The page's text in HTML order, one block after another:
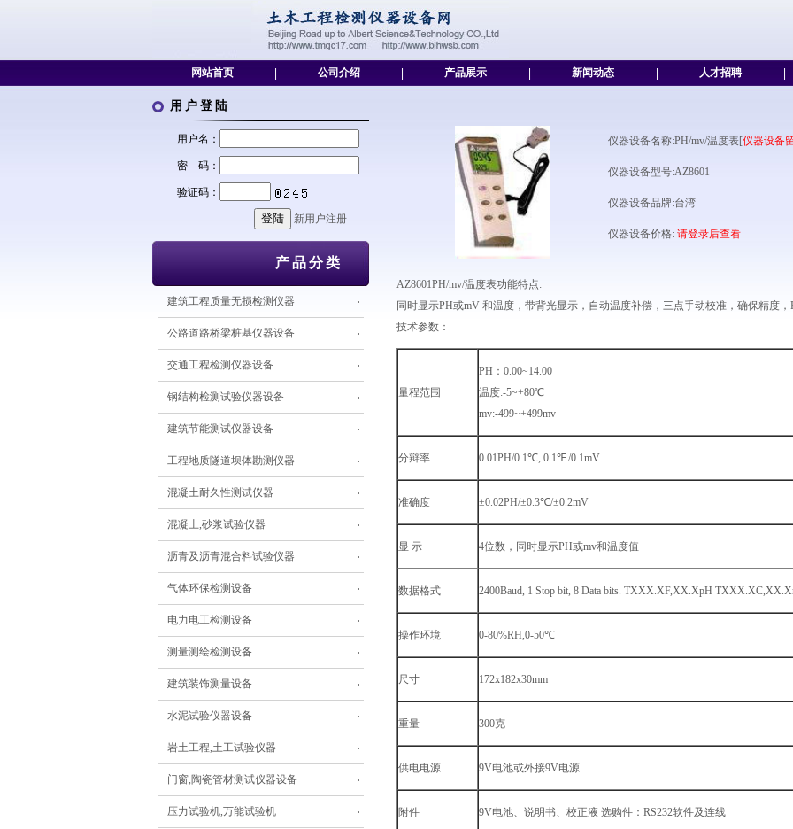
网站首页 公司介绍 产品展示 新闻动态 人才招聘
用户登陆
用户名：
密 码：
验证码：
新用户注册
产品分类
建筑工程质量无损检测仪器
公路道路桥梁桩基仪器设备
交通工程检测仪器设备
钢结构检测试验仪器设备
建筑节能测试仪器设备
工程地质隧道坝体勘测仪器
混凝土耐久性测试仪器
混凝土,砂浆试验仪器
沥青及沥青混合料试验仪器
气体环保检测设备
电力电工检测设备
测量测绘检测设备
建筑装饰测量设备
水泥试验仪器设备
岩土工程,土工试验仪器
门窗,陶瓷管材测试仪器设备
压力试验机,万能试验机
仪器设备名称:PH/mv/温度表[仪器设备
仪器设备型号:AZ8601
仪器设备品牌:台湾
仪器设备价格: 请登录后查看
AZ8601PH/mv/温度表功能特点:
同时显示PH或mV 和温度，带背光显示，自动温度补偿，三点手动校准，确保精度
技术参数：
量程范围
PH：0.00~14.00
温度:-5~+80℃
mv:-499~+499mv
分辩率 0.01PH/0.1℃, 0.1℉ /0.1mV
准确度 ±0.02PH/±0.3℃/±0.2mV
显 示 4位数，同时显示PH或mv和温度值
数据格式 2400Baud, 1 Stop bit, 8 Data bits. TXXX.XF,XX.XpH
操作环境 0-80%RH,0-50℃
尺寸 172x182x30mm
重量 300克
供电电源 9V电池或外接9V电源
附件 9V电池、说明书、校正液 选购件：RS232软件及连线